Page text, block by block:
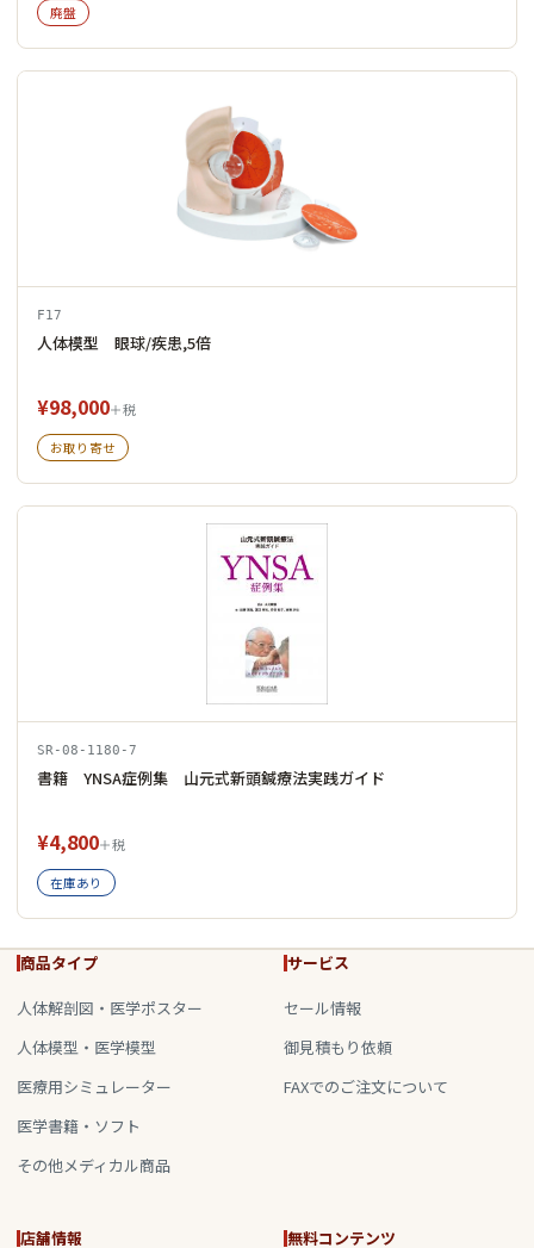
廃盤
F17
人体模型 眼球/疾患,5倍
¥98,000＋税
お取り寄せ
SR-08-1180-7
書籍 YNSA症例集 山元式新頭鍼療法実践ガイド
¥4,800＋税
在庫あり
商品タイプ
人体解剖図・医学ポスター
人体模型・医学模型
医療用シミュレーター
医学書籍・ソフト
その他メディカル商品
サービス
セール情報
御見積もり依頼
FAXでのご注文について
店舗情報 無料コンテンツ